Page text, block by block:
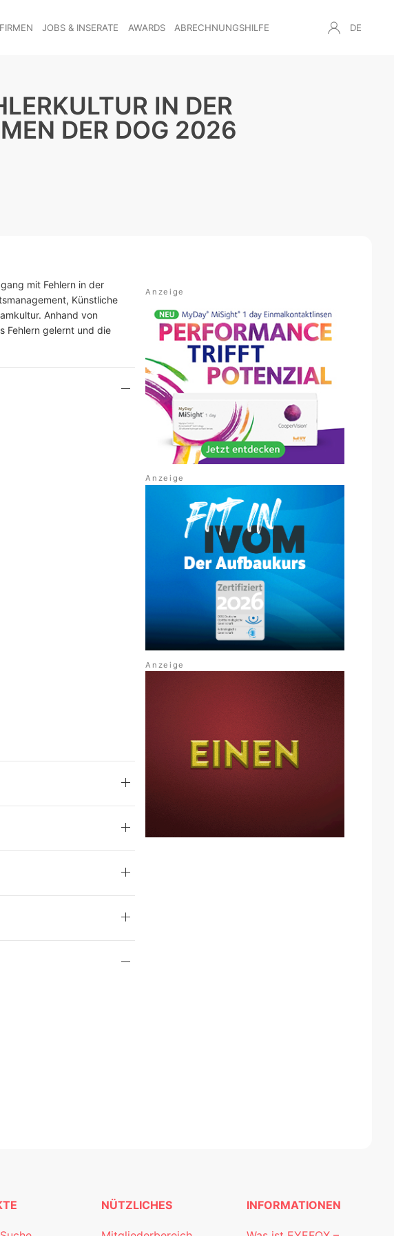
JOBS & INSERATE AWARDS ABRECHNUNGSHILFE DE
IN DER
DER DOG 2026
mit Fehlern in der
Künstliche
Anhand von
Fehlern gelernt und die
NÜTZLICHES INFORMATIONEN